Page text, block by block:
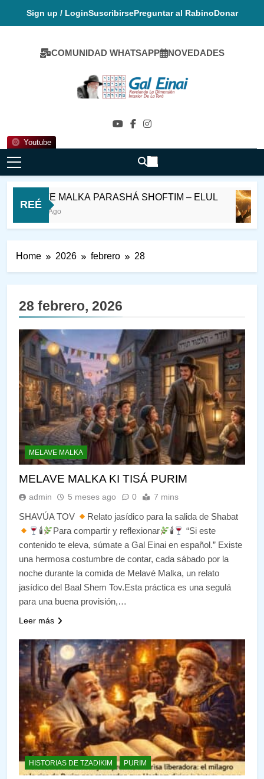
Sign up / LoginSuscribirsePreguntar al RabinoDonar
COMUNIDAD WHATSAPP NOVEDADES
Youtube
Gal Einai En
REÉ
MELAVE MALKA PARASHÁ SHOFTIM – ELUL
15 Horas Ago
Home 2026 febrero 28
28 febrero, 2026
MELAVE MALKA
MELAVE MALKA KI TISÁ PURIM
admin 5 meses ago 0 7 mins
SHAVÚA TOV
Relato jasídico para la salida de Shabat
🕯
Para compartir y reflexionar 🕯
“Si este
contenido te eleva, súmate a Gal Einai en español.” Existe
una hermosa costumbre de contar, cada sábado por la
noche durante la comida de Melavé Malka, un relato
jasídico del Baal Shem Tov.Esta práctica es una segulá
para una buena provisión,…
Leer más
HISTORIAS DE TZADIKIM PURIM